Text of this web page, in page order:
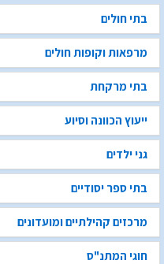
בתי חולים
מרפאות וקופות חולים
בתי מרקחת
ייעוץ הכוונה וסיוע
גני ילדים
בתי ספר יסודיים
מרכזים קהילתיים ומועדונים
חוגי המתנ"ס